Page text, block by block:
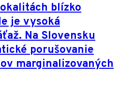
blízko
je vysoká
Na Slovensku
porušovanie
marginalizovaných